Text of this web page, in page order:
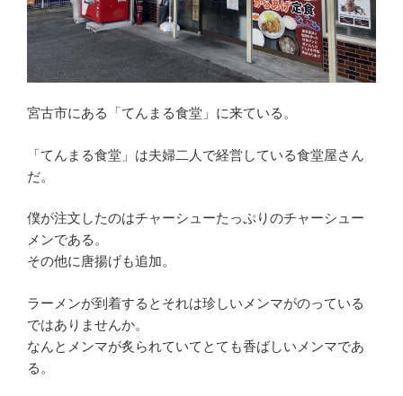
宮古市にある「てんまる食堂」に来ている。
「てんまる食堂」は夫婦二人で経営している食堂屋さん
だ。
僕が注文したのはチャーシューたっぷりのチャーシュー
メンである。
その他に唐揚げも追加。
ラーメンが到着するとそれは珍しいメンマがのっている
ではありませんか。
なんとメンマが炙られていてとても香ばしいメンマであ
る。